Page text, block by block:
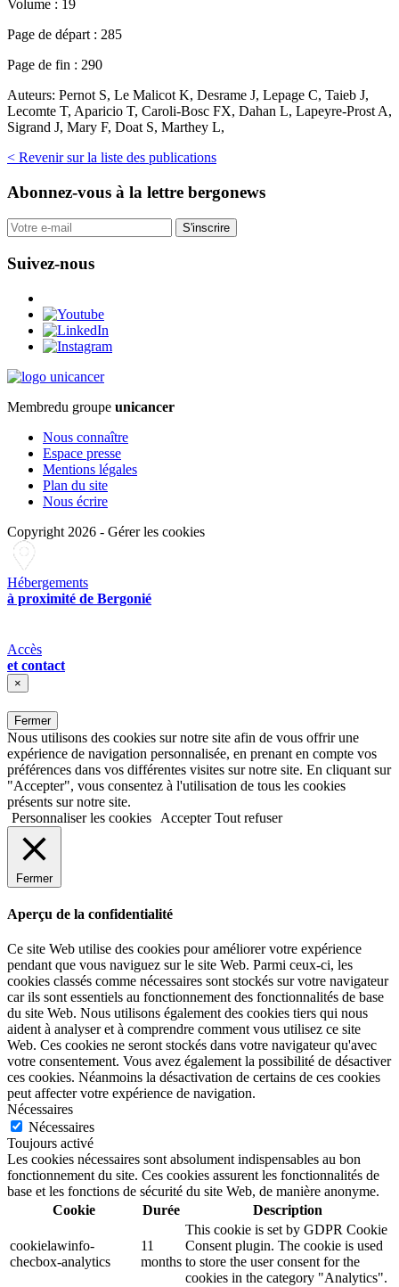
Volume : 19
Page de départ : 285
Page de fin : 290
Auteurs: Pernot S, Le Malicot K, Desrame J, Lepage C, Taieb J,
Lecomte T, Aparicio T, Caroli-Bosc FX, Dahan L, Lapeyre-Prost A,
Sigrand J, Mary F, Doat S, Marthey L,
< Revenir sur la liste des publications
Abonnez-vous à la lettre bergonews
S'inscrire
Suivez-nous
Membredu groupe unicancer
Nous connaître
Espace presse
Mentions légales
Plan du site
Nous écrire
Copyright 2026 - Gérer les cookies
Hébergements
à proximité de Bergonié
Accès
et contact
×
Fermer
Nous utilisons des cookies sur notre site afin de vous offrir une
expérience de navigation personnalisée, en prenant en compte vos
préférences dans vos différentes visites sur notre site. En cliquant sur
"Accepter", vous consentez à l'utilisation de tous les cookies
présents sur notre site.
Personnaliser les cookies
Accepter Tout refuser
Fermer
Aperçu de la confidentialité
Ce site Web utilise des cookies pour améliorer votre expérience
pendant que vous naviguez sur le site Web. Parmi ceux-ci, les
cookies classés comme nécessaires sont stockés sur votre navigateur
car ils sont essentiels au fonctionnement des fonctionnalités de base
du site Web. Nous utilisons également des cookies tiers qui nous
aident à analyser et à comprendre comment vous utilisez ce site
Web. Ces cookies ne seront stockés dans votre navigateur qu'avec
votre consentement. Vous avez également la possibilité de désactiver
ces cookies. Néanmoins la désactivation de certains de ces cookies
peut affecter votre expérience de navigation.
Nécessaires
Nécessaires
Toujours activé
Les cookies nécessaires sont absolument indispensables au bon
fonctionnement du site. Ces cookies assurent les fonctionnalités de
base et les fonctions de sécurité du site Web, de manière anonyme.
Cookie
Durée Description
cookielawinfo-
checbox-analytics
11
months
This cookie is set by GDPR Cookie
Consent plugin. The cookie is used
to store the user consent for the
cookies in the category "Analytics".